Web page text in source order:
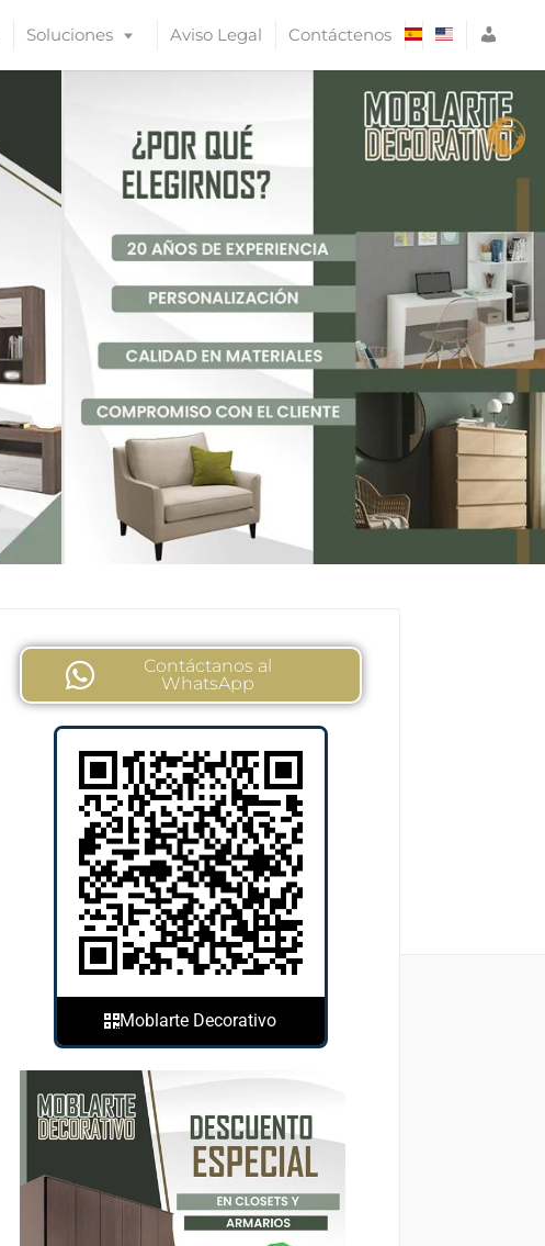
Soluciones Aviso Legal Contáctenos
E
S
O
Contáctanos al
WhatsApp
Moblarte Decorativo